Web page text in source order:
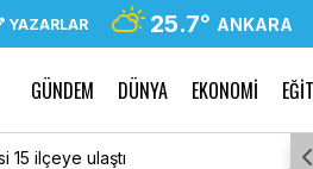
YAZARLAR 25.7° ANKARA
GÜNDEM DÜNYA EKONOMİ